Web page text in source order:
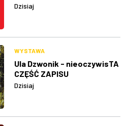
Dzisiaj
WYSTAWA
Ula Dzwonik - nieoczywisTA
CZĘŚĆ ZAPISU
Dzisiaj